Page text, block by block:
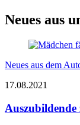
Neues aus
Neues aus dem
17.08.2021